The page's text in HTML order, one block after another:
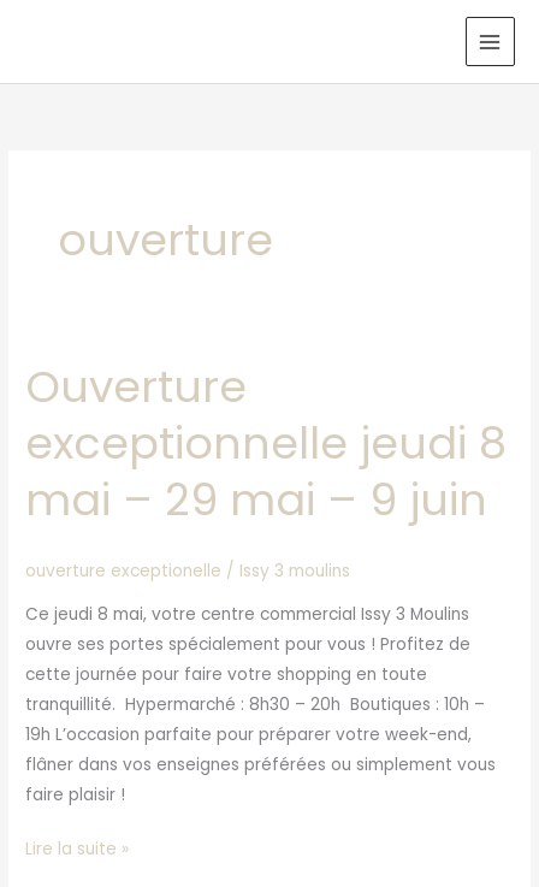
ouverture
Ouverture
exceptionnelle jeudi 8
mai – 29 mai – 9 juin
ouverture exceptionelle / Issy 3 moulins
Ce jeudi 8 mai, votre centre commercial Issy 3 Moulins
ouvre ses portes spécialement pour vous ! Profitez de
cette journée pour faire votre shopping en toute
tranquillité. Hypermarché : 8h30 – 20h Boutiques : 10h –
19h L’occasion parfaite pour préparer votre week-end,
flâner dans vos enseignes préférées ou simplement vous
faire plaisir !
Ouverture
exceptionnelle
jeudi
8
mai
mai
–
9
juin
Lire la suite »